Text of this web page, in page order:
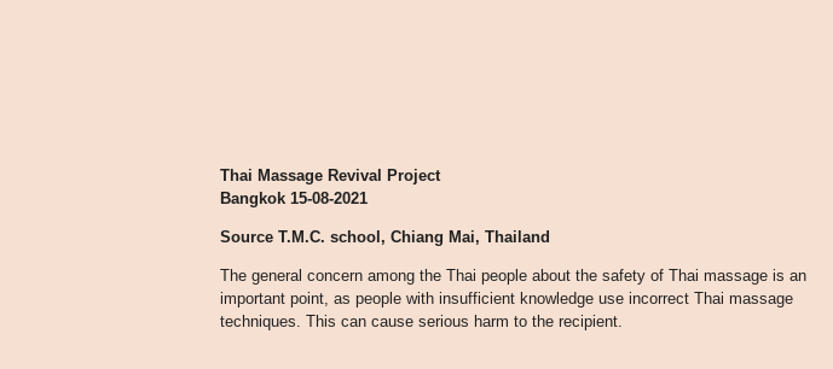
Thai Massage Revival Project
Bangkok 15-08-2021
Source T.M.C. school, Chiang Mai, Thailand
The general concern among the Thai people about the safety of Thai massage is an
important point, as people with insufficient knowledge use incorrect Thai massage
techniques. This can cause serious harm to the recipient.